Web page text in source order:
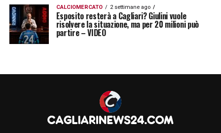
CALCIOMERCATO 2 settimane ago
Esposito resterà a Cagliari? Giulini vuole
risolvere la situazione, ma per 20 milioni può
partire – VIDEO